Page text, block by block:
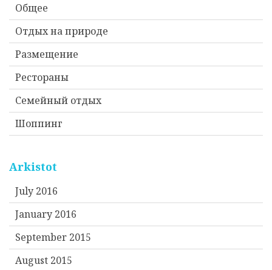
Общее
Отдых на природе
Размещение
Рестораны
Семейный отдых
Шоппинг
Arkistot
July 2016
January 2016
September 2015
August 2015